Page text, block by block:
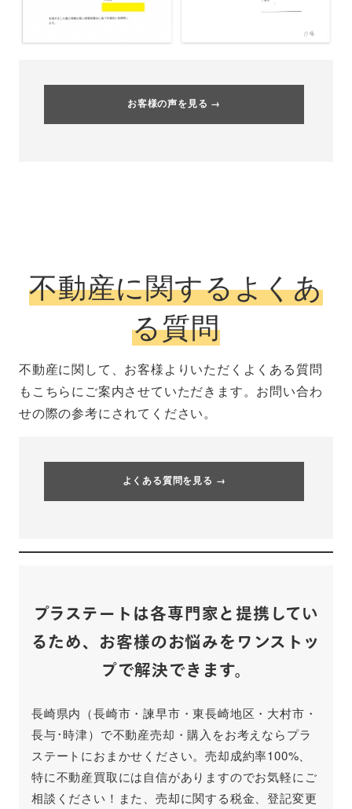
お客様の声を見る →
不動産に関するよくあ
る質問
不動産に関して、お客様よりいただくよくある質問
もこちらにご案内させていただきます。お問い合わ
せの際の参考にされてください。
よくある質問を見る →
プラステートは各専門家と提携してい
るため、 お客様のお悩みをワンストッ
プで解決できます。
長崎県内（長崎市・諫早市・東長崎地区・大村市・
長与･時津）で不動産売却・購入をお考えならプラ
ステートにおまかせください。売却成約率100%、
特に不動産買取には自信がありますのでお気軽にご
相談ください！また、売却に関する税金、登記変更